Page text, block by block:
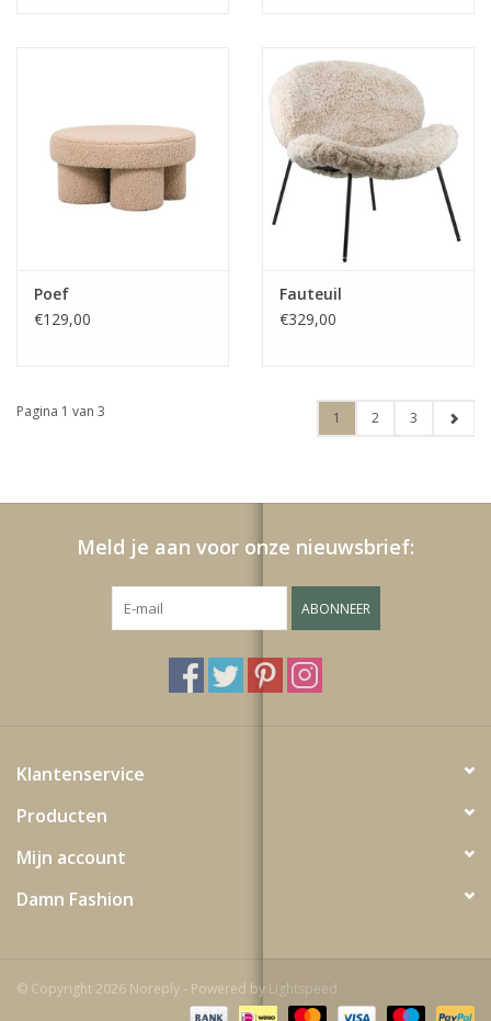
Poef
€129,00
Fauteuil
€329,00
Pagina 1 van 3 1 2 3
Meld je aan voor onze nieuwsbrief:
ABONNEER
Klantenservice
Producten
Mijn account
Damn Fashion
© Copyright 2026 Noreply - Powered by Lightspeed